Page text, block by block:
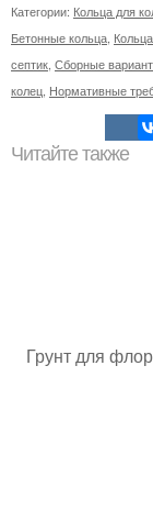
Категории: Кольца для
Бетонные кольца
септик Сборные
колец Нормативные
Читайте также
Грунт для